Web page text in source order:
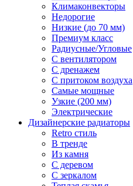
Климаконвекторы
Недорогие
Низкие (до 70 мм)
Премиум класс
Радиусные/Угловые
С вентилятором
С дренажем
С притоком воздуха
Самые мощные
Узкие (200 мм)
Электрические
Дизайнерские радиаторы
Retro стиль
В тренде
Из камня
С деревом
С зеркалом